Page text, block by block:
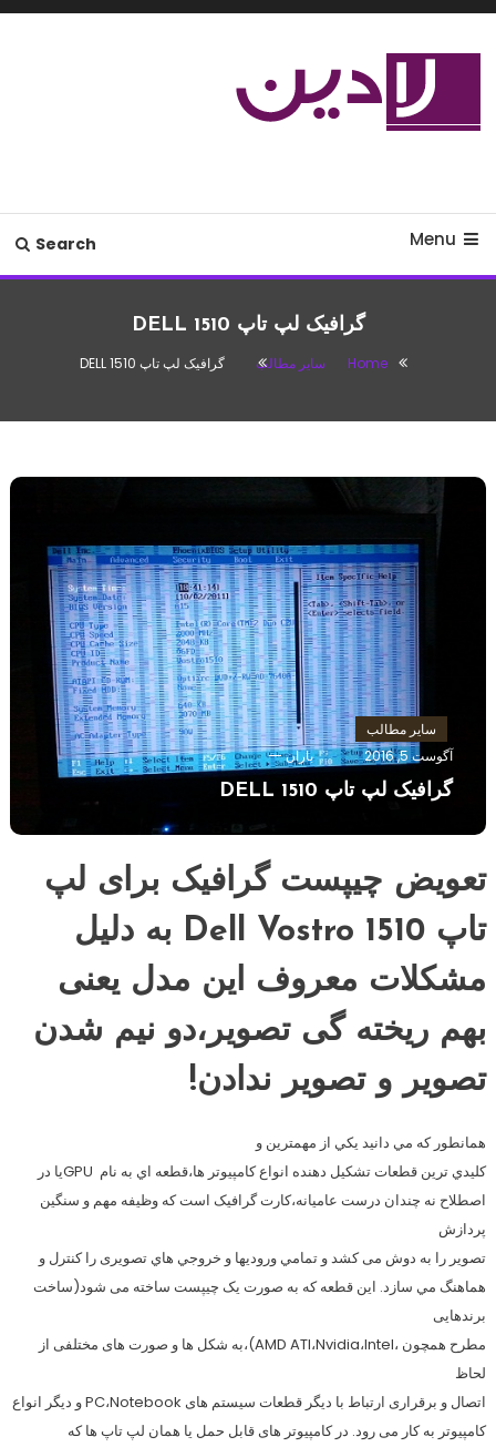
Skip
Menu
Search
گرافیک لپ تاپ DELL 1510
Home سایر مطالب گرافیک لپ تاپ DELL 1510
سایر مطالب
آگوست 5, 2016
باران
گرافیک لپ تاپ DELL 1510
تعویض چیپست گرافیک برای لپ
تاپ Dell Vostro 1510 به دلیل
مشکلات معروف این مدل یعنی
بهم ریخته گی تصویر،دو نیم شدن
تصویر و تصویر ندادن!
همانطور كه مي دانيد يكي از مهمترين و
كليدي ترين قطعات تشكيل دهنده انواع كامپيوتر ها،قطعه اي به نام GPUیا در
اصطلاح نه چندان درست عامیانه،کارت گرافیک است كه وظیفه مهم و سنگین
پردازش
تصویر را به دوش می کشد و تمامي ورودي­ها و خروجي هاي تصویری را كنترل و
هماهنگ مي سازد. این قطعه که به صورت یک چیپست ساخته می شود(ساخت
برندهایی
مطرح همچون ،AMD ATI،Nvidia،Intel)،به شکل ها و صورت های مختلفی از
لحاظ
اتصال و برقراری ارتباط با دیگر قطعات سیستم های PC،Notebook و دیگر انواع
کامپیوتر به کار می رود. در کامپیوتر های قابل حمل یا همان لپ تاپ ها که